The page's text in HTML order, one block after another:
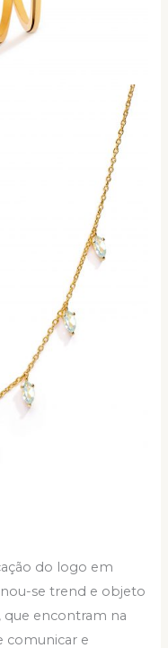
do logo em
se trend e objeto
que encontram na
comunicar e